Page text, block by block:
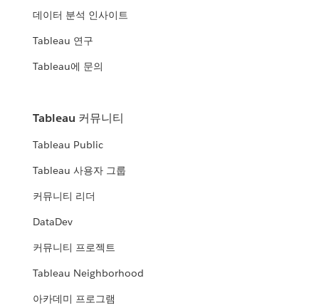
데이터 분석 인사이트
Tableau 연구
Tableau에 문의
Tableau 커뮤니티
Tableau Public
Tableau 사용자 그룹
커뮤니티 리더
DataDev
커뮤니티 프로젝트
Tableau Neighborhood
아카데미 프로그램